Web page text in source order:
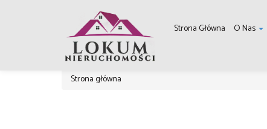
Strona Główna O Nas
Strona główna